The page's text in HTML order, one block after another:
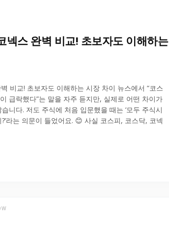
넥스 완벽 비교! 초보자도 이해하는
벽 비교! 초보자도 이해하는 시장 차이 뉴스에서 “코스
급락했다”는 말을 자주 듣지만, 실제로 어떤 차이가
니다. 저도 주식에 처음 입문했을 때는 ‘모두 주식시
라는 의문이 들었어요. 😊 사실 코스피, 코스닥, 코넥